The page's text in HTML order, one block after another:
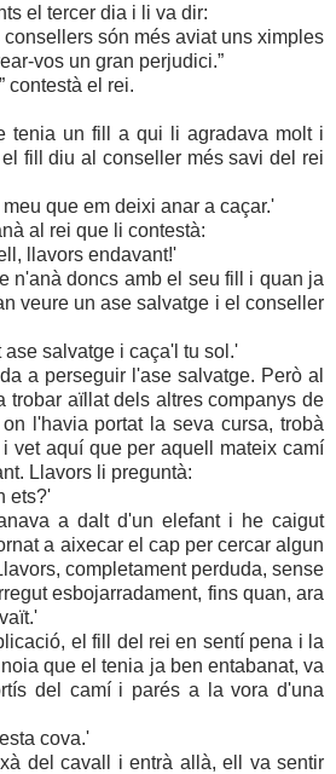
el tercer dia i li va dir:
són més aviat uns ximples
vos un gran perjudici.”
contestà el rei.
tenia un fill a qui li agradava molt i
fill diu al conseller més savi del rei
que em deixi anar a caçar.'
al rei que li contestà:
llavors endavant!'
n'anà doncs amb el seu fill i quan ja
veure un ase salvatge i el conseller
salvatge i caça'l tu sol.'
a perseguir l'ase salvatge. Però al
trobar aïllat dels altres companys de
l'havia portat la seva cursa, trobà
vet aquí que per aquell mateix camí
Llavors li preguntà:
ets?'
a dalt d'un elefant i he caigut
a aixecar el cap per cercar algun
completament perduda, sense
esbojarradament, fins quan, ara
el fill del rei en sentí pena i la
que el tenia ja ben entabanat, va
del camí i parés a la vora d'una
cova.'
del cavall i entrà allà, ell va sentir